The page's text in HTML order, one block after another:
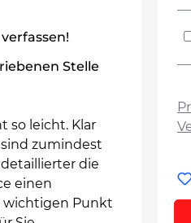
Stelle
so leicht. Klar
zumindest
die
einen
wichtigen Punkt